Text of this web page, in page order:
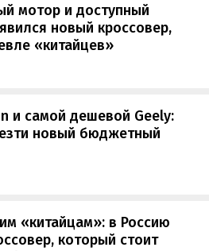
мотор и доступный
новый кроссовер,
«китайцев»
и самой дешевой Geely:
новый бюджетный
«китайцам»: в Россию
который стоит